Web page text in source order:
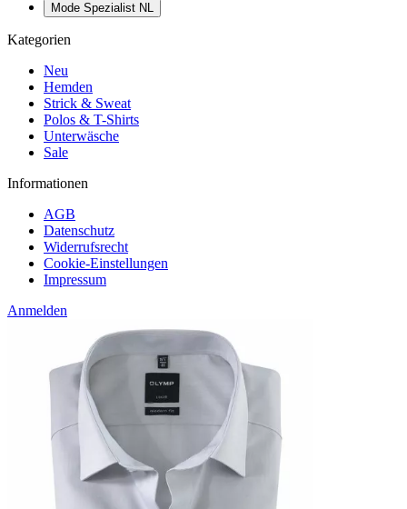
Mode Spezialist NL
Kategorien
Neu
Hemden
Strick & Sweat
Polos & T-Shirts
Unterwäsche
Sale
Informationen
AGB
Datenschutz
Widerrufsrecht
Cookie-Einstellungen
Impressum
Anmelden